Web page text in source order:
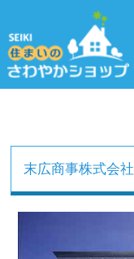
末広商事株式会社